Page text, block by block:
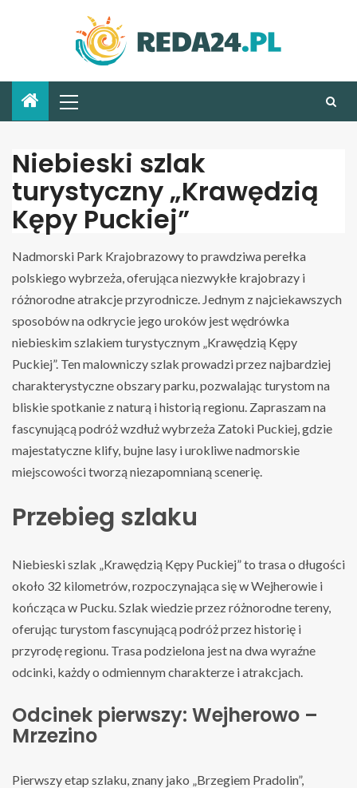
Niebieski szlak
turystyczny „Krawędzią
Kępy Puckiej”
Nadmorski Park Krajobrazowy to prawdziwa perełka
polskiego wybrzeża, oferująca niezwykłe krajobrazy i
różnorodne atrakcje przyrodnicze. Jednym z najciekawszych
sposobów na odkrycie jego uroków jest wędrówka
niebieskim szlakiem turystycznym „Krawędzią Kępy
Puckiej”. Ten malowniczy szlak prowadzi przez najbardziej
charakterystyczne obszary parku, pozwalając turystom na
bliskie spotkanie z naturą i historią regionu. Zapraszam na
fascynującą podróż wzdłuż wybrzeża Zatoki Puckiej, gdzie
majestatyczne klify, bujne lasy i urokliwe nadmorskie
miejscowości tworzą niezapomnianą scenerię.
Przebieg szlaku
Niebieski szlak „Krawędzią Kępy Puckiej” to trasa o długości
około 32 kilometrów, rozpoczynająca się w Wejherowie i
kończąca w Pucku. Szlak wiedzie przez różnorodne tereny,
oferując turystom fascynującą podróż przez historię i
przyrodę regionu. Trasa podzielona jest na dwa wyraźne
odcinki, każdy o odmiennym charakterze i atrakcjach.
Odcinek pierwszy: Wejherowo –
Mrzezino
Pierwszy etap szlaku, znany jako „Brzegiem Pradolin”,